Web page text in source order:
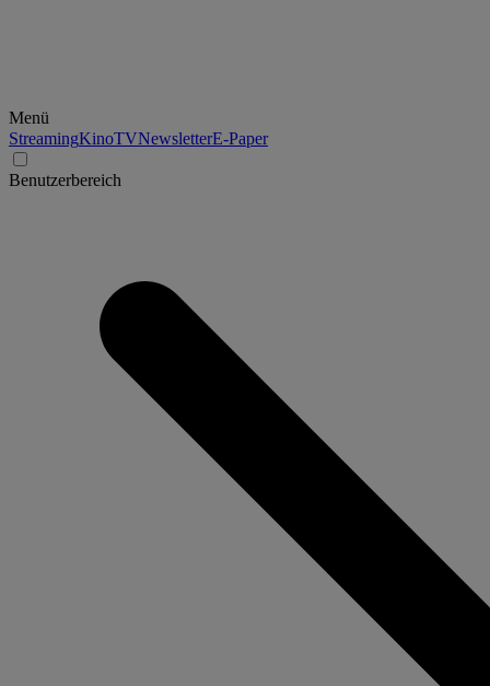
Menü
StreamingKinoTVNewsletterE-Paper
Benutzerbereich